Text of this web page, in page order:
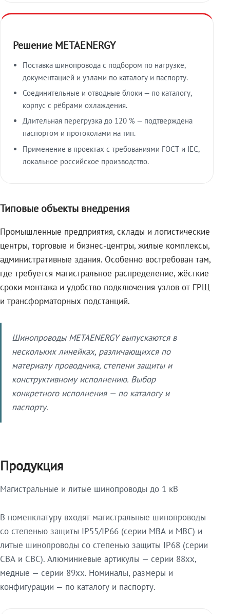
Решение METAENERGY
Поставка шинопровода с подбором по нагрузке,
документацией и узлами по каталогу и паспорту.
Соединительные и отводные блоки — по каталогу,
корпус с рёбрами охлаждения.
Длительная перегрузка до 120 % — подтверждена
паспортом и протоколами на тип.
Применение в проектах с требованиями ГОСТ и IEC,
локальное российское производство.
Типовые объекты внедрения
Промышленные предприятия, склады и логистические
центры, торговые и бизнес-центры, жилые комплексы,
административные здания. Особенно востребован там,
где требуется магистральное распределение, жёсткие
сроки монтажа и удобство подключения узлов от ГРЩ
и трансформаторных подстанций.
Шинопроводы METAENERGY выпускаются в
нескольких линейках, различающихся по
материалу проводника, степени защиты и
конструктивному исполнению. Выбор
конкретного исполнения — по каталогу и
паспорту.
Продукция
Магистральные и литые шинопроводы до 1 кВ
В номенклатуру входят магистральные шинопроводы
со степенью защиты IP55/IP66 (серии МВА и МВС) и
литые шинопроводы со степенью защиты IP68 (серии
СВА и СВС). Алюминиевые артикулы — серии 88xx,
медные — серии 89xx. Номиналы, размеры и
конфигурации — по каталогу и паспорту.